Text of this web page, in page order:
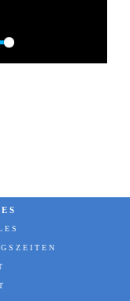
Settings
PIP Enter